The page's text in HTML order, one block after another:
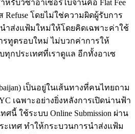
รับวีซ่าอาเซอร์ไบจานคือ Flat Fee
Refuse โดยไม่ใช่ความผิดผู้รับการ
ำส่งแฟ้มใหม่ให้โดยคิดเฉพาะค่าใช้
รทูตรอบใหม่ ไม่บวกค่าการให้
กประเทศที่เราดูแล อีกทั้งอาเซ
เป็นอยู่ในเส้นทางที่คนไทยถาม
เฉพาะอย่างยิ่งหลังการเปิดน่านฟ้า
ศนี้ ใช้ระบบ Online Submission ผ่าน
ะเทศ ทำให้กระบวนการนำส่งแฟ้ม